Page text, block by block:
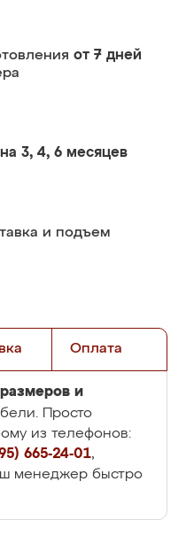
от 7 дней
на 3, 4, 6 месяцев
и подъем
Оплата
размеров и
Просто
из телефонов:
665-24-01,
менеджер быстро